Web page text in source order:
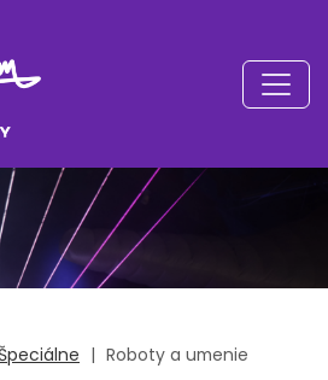
Špeciálne | Roboty a umenie